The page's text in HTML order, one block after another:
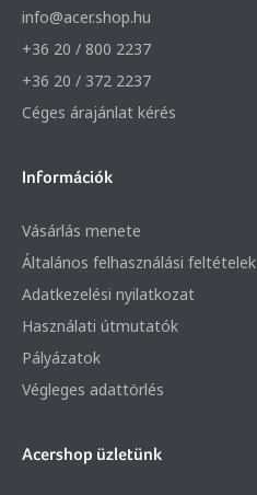
info@acer.shop.hu
+36 20 / 800 2237
+36 20 / 372 2237
Céges árajánlat kérés
Információk
Vásárlás menete
Általános felhasználási feltételek
Adatkezelési nyilatkozat
Használati útmutatók
Pályázatok
Végleges adattörlés
Acershop üzletünk